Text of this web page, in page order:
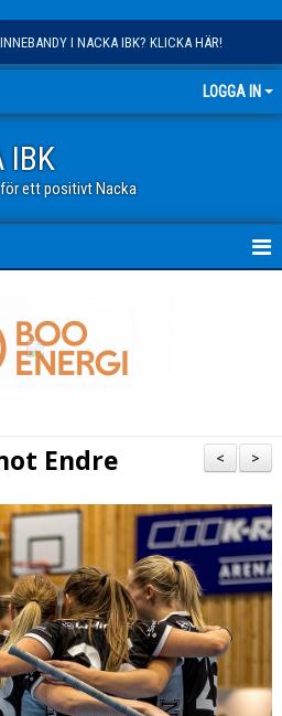
I NACKA IBK? KLICKA HÄR!
LOGGA IN
IBK
ett positivt Nacka
>
<
Endre